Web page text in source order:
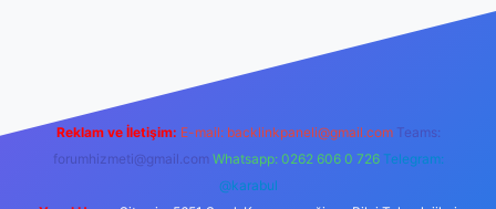
Reklam ve İletişim: E-mail: backlinkpaneli@gmail.com Teams:
forumhizmeti@gmail.com Whatsapp: 0262 606 0 726 Telegram:
@karabul